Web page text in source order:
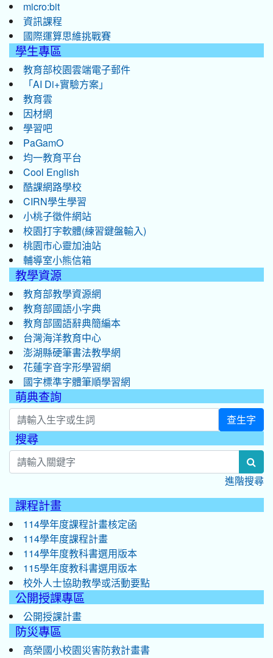
micro:bit
資訊課程
國際運算思維挑戰賽
學生專區
教育部校園雲端電子郵件
「AI Di+實驗方案」
教育雲
因材網
學習吧
PaGamO
均一教育平台
Cool English
酷課網路學校
CIRN學生學習
小桃子徵件網站
校園打字軟體(練習鍵盤輸入)
桃園市心靈加油站
輔導室小熊信箱
教學資源
教育部教學資源網
教育部國語小字典
教育部國語辭典簡編本
台灣海洋教育中心
澎湖縣硬筆書法教學網
花蓮字音字形學習網
國字標準字體筆順學習網
萌典查詢
查生字
搜尋
進階搜尋
課程計畫
114學年度課程計畫核定函
114學年度課程計畫
114學年度教科書選用版本
115學年度教科書選用版本
校外人士協助教學或活動要點
公開授課專區
公開授課計畫
防災專區
高榮國小校園災害防救計畫書